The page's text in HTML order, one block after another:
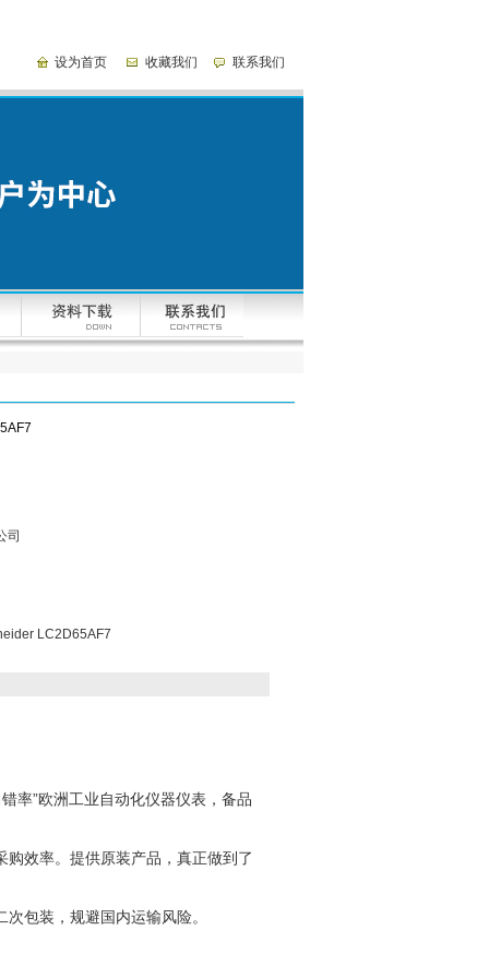
设为首页 收藏我们 联系我们
司
LC2D65AF7
率”欧洲工业自动化仪器仪表，备品
效率。提供原装产品，真正做到了
包装，规避国内运输风险。